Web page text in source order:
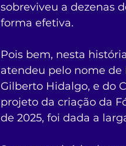
sobreviveu a dezenas
forma efetiva.
Pois bem, nesta
atendeu pelo nome de
Gilberto Hidalgo, e do
projeto da criação da
de 2025, foi dada a